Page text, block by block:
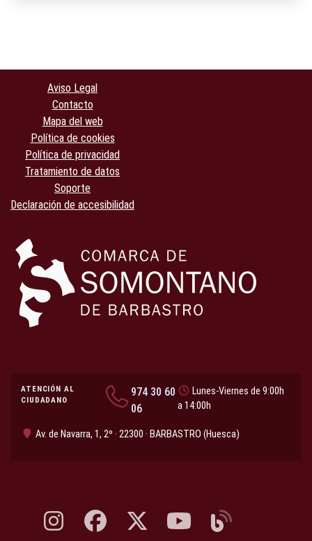
Aviso Legal
Contacto
Mapa del web
Política de cookies
Política de privacidad
Tratamiento de datos
Soporte
Declaración de accesibilidad
ATENCIÓN AL
CIUDADANO
974 30 60
06
Lunes-Viernes de 9:00h
a 14:00h
Av. de Navarra, 1, 2º · 22300 · BARBASTRO (Huesca)
Instagram, abre en nueva pestaña
Facebook, abre en nueva pestaña
X, antes Twitter, abre en nueva pestaña
YouTube, abre en nueva
Blog, abre en nueva